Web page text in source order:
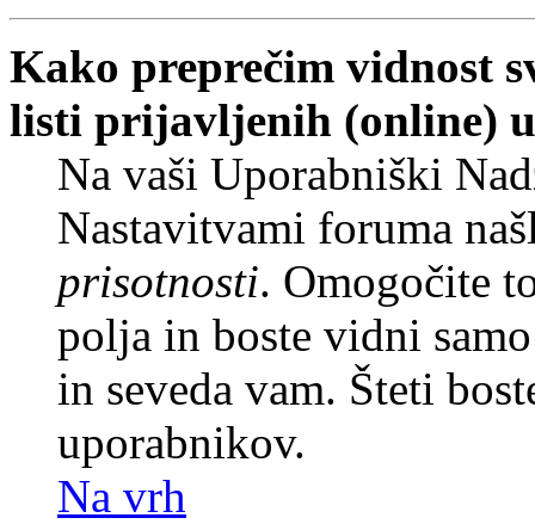
Kako preprečim vidnost
listi prijavljenih (online)
Na vaši Uporabniški
Nastavitvami foruma
prisotnosti. Omogočite
polja in boste vidni
in seveda vam. Šteti
uporabnikov.
Na vrh